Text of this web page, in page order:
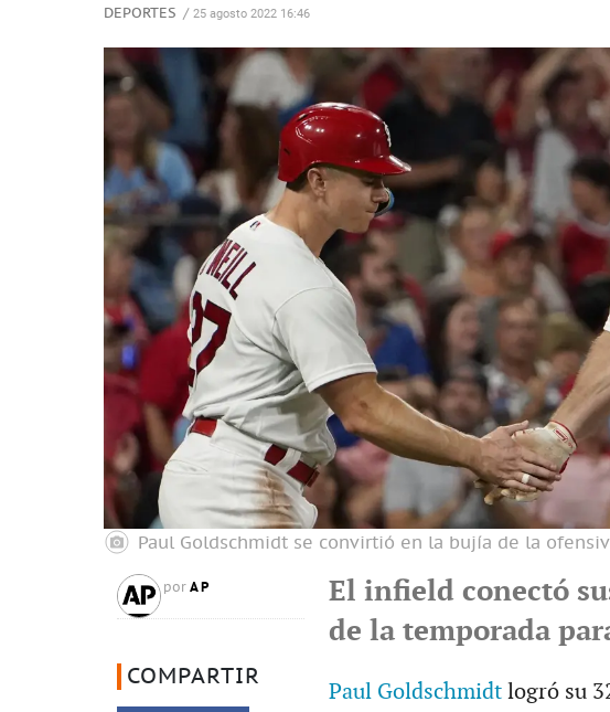
DEPORTES / 25 agosto 2022 16:46
Paul Goldschmidt se convirtió en la bujía de la
por AP
COMPARTIR
El infield conectó
de la temporada
Paul Goldschmidtlogró su